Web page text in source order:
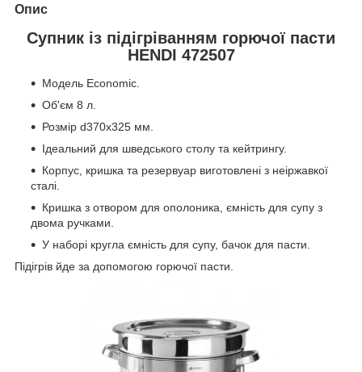
Опис
Супник із підігріванням горючої пасти
HENDI 472507
Модель Economic.
Об'єм 8 л.
Розмір d370x325 мм.
Ідеальний для шведського столу та кейтрингу.
Корпус, кришка та резервуар виготовлені з неіржавкої
сталі.
Кришка з отвором для ополоника, ємність для супу з
двома ручками.
У наборі кругла ємність для супу, бачок для пасти.
Підігрів йде за допомогою горючої пасти.